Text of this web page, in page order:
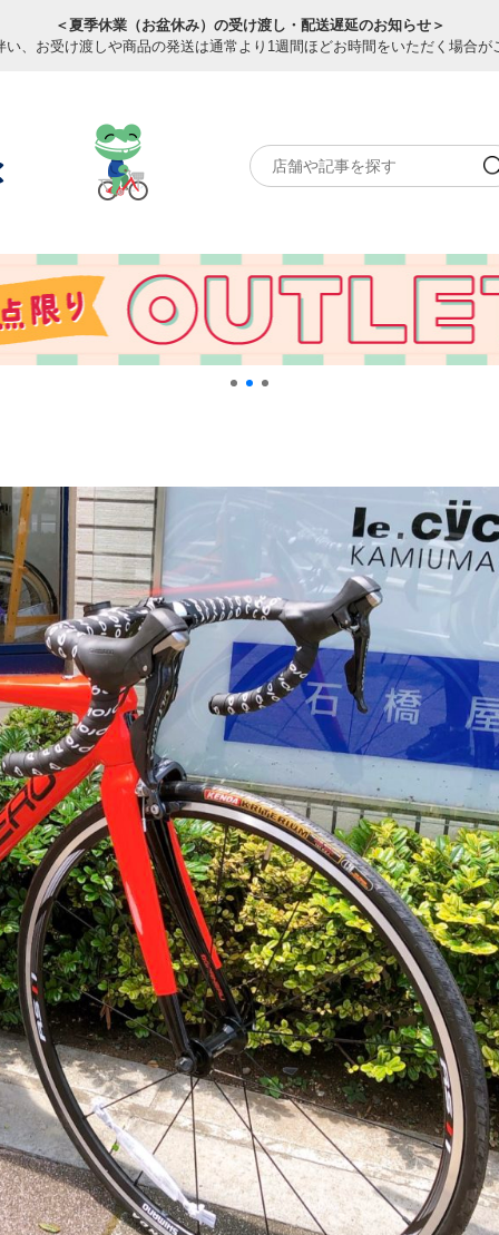
＜夏季休業（お盆休み）の受け渡し・配送遅延のお知らせ＞
い、お受け渡しや商品の発送は通常より1週間ほどお時間をいただく場合が